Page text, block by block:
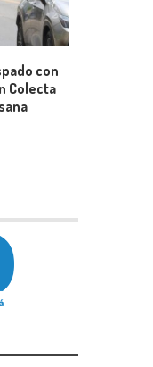
con
Colecta